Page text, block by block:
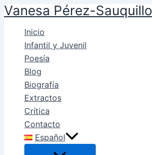
Ir
contenido
Vanesa Pérez-Sauquillo
Inicio
Infantil y Juvenil
Poesía
Blog
Biografía
Extractos
Crítica
Contacto
Español